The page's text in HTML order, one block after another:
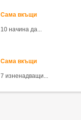
Сама вкъщи
10 начина да...
Сама вкъщи
7 изненадващи...